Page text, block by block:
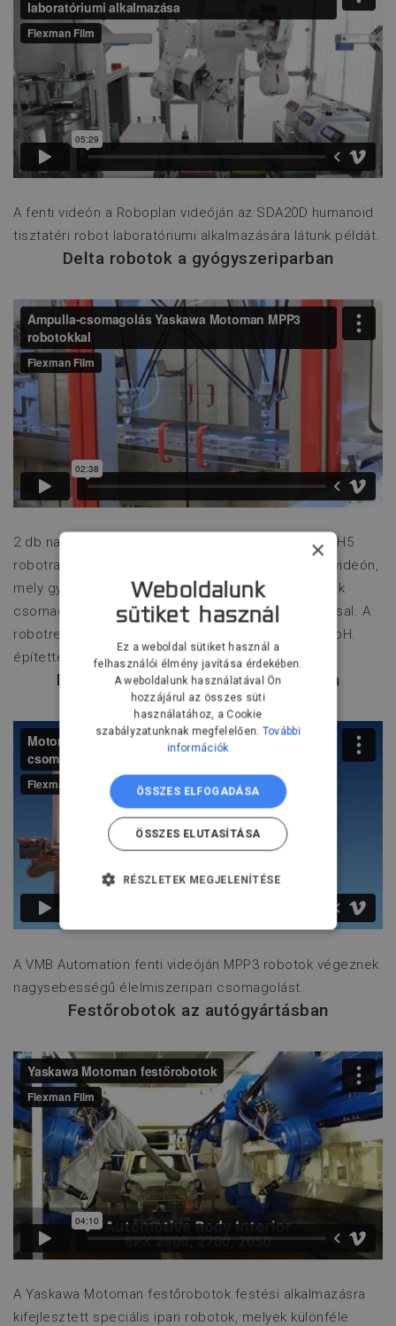
A fenti videón a Roboplan videóján az SDA20D humanoid
tisztatéri robot laboratóriumi alkalmazására látunk példát.
Delta robotok a gyógyszeriparban
2 db nagysebességű MPP3 delta robotra és egy MH5
robotra épülő csomagoló rendszer látható a fenti videón,
mely gyógyszergyártás automatizálásában ampullák
csomagolását végzi, 10 000 ampulla/óra kapacitással. A
robotrendszert az Autech Automationstechnik GmbH.
építette.
Delta robotok az élelmiszeriparban
A VMB Automation fenti videóján MPP3 robotok végeznek
nagysebességű élelmiszeripari csomagolást.
Festőrobotok az autógyártásban
A Yaskawa Motoman festőrobotok festési alkalmazásra
kifejlesztett speciális ipari robotok, melyek különféle
×
Weboldalunk
sütiket használ
Ez a weboldal sütiket használ a
felhasználói élmény javítása érdekében.
A weboldalunk használatával Ön
hozzájárul az összes süti
használatához, a Cookie
szabályzatunknak megfelelően. További
információk
ÖSSZES ELFOGADÁSA
ÖSSZES ELUTASÍTÁSA
RÉSZLETEK MEGJELENÍTÉSE
SZÜKSÉGES
TELJESÍTMÉNY
CÉLZÁS
BESOROLATLAN
Elengedhetetlenül szükséges
Teljesítmény Célzás
Funkcionalitás Besorolatlan
Az elengedhetetlenül szükséges sütik
bejelentkezést és a fiókkezelést. A
az elengedhetetlenül szükséges sütik